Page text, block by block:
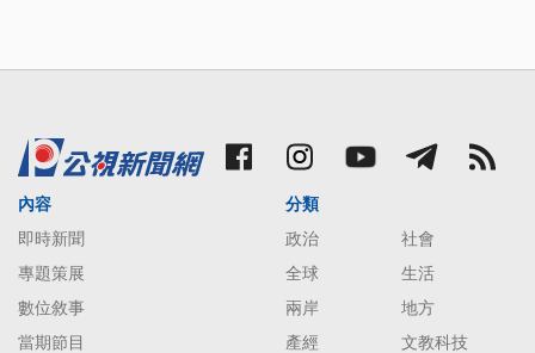
內容
即時新聞
專題策展
數位敘事
當期節目
分類
政治
社會
全球
生活
兩岸
地方
產經
文教科技